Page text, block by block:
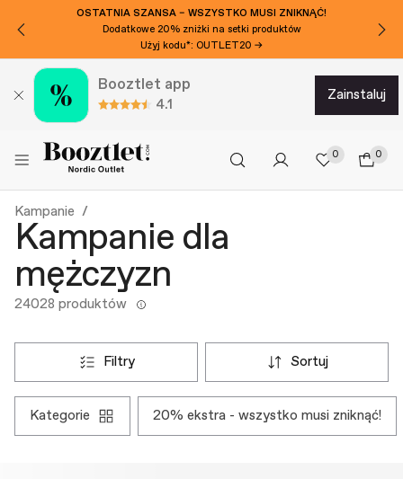
Zapisz się do naszego newslettera!
Booztlet app
4.1
zainstaluj
0 0
Kampanie
Kampanie dla
mężczyzn
24028 produktów
filtry sortuj
kategorie 20% ekstra - wszystko musi zniknąć!